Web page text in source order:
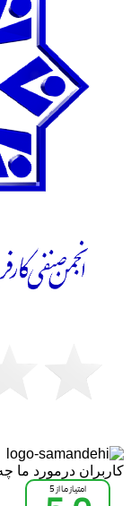
کاربران درمورد ما